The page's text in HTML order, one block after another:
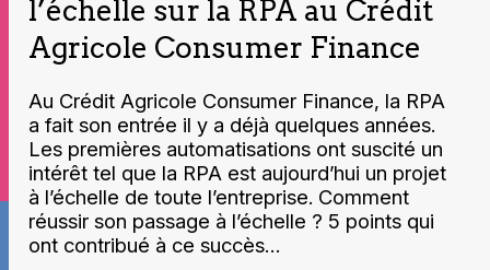
l’échelle sur la RPA au Crédit
Agricole Consumer Finance
Au Crédit Agricole Consumer Finance, la RPA
a fait son entrée il y a déjà quelques années.
Les premières automatisations ont suscité un
intérêt tel que la RPA est aujourd’hui un projet
à l’échelle de toute l’entreprise. Comment
réussir son passage à l’échelle ? 5 points qui
ont contribué à ce succès…